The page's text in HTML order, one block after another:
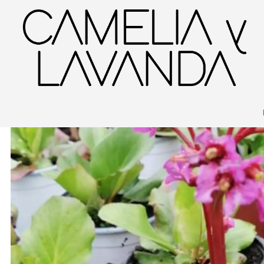
Inicio Planta Plantas De interior